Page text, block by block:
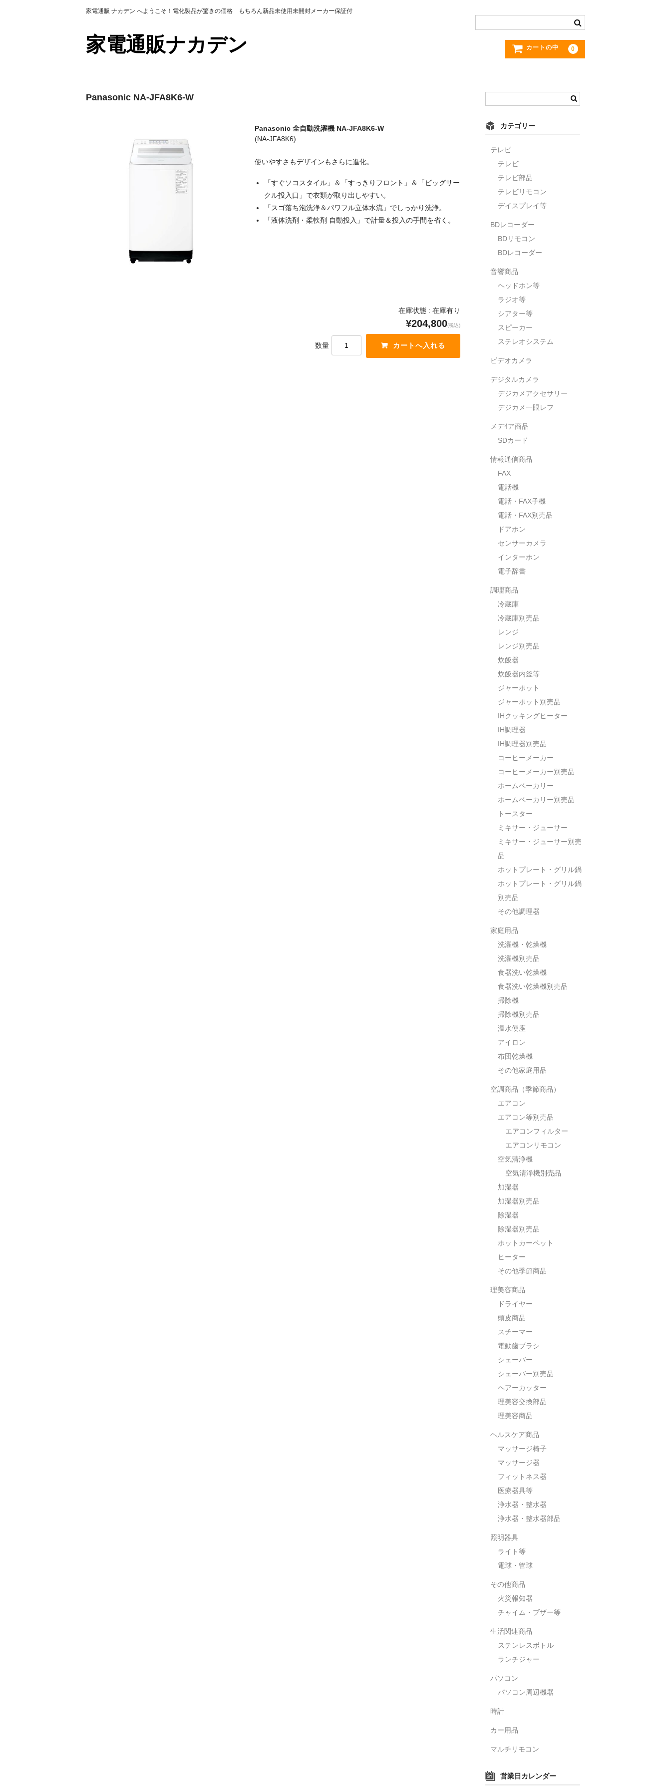
家電通販 ナカデン へようこそ！電化製品が驚きの価格 もちろん新品未使用未開封メーカー保証付
家電通販ナカデン カートの中 0
Panasonic NA-JFA8K6-W
Panasonic 全自動洗濯機 NA-JFA8K6-W
(NA-JFA8K6)
使いやすさもデザインもさらに進化。
「すぐソコスタイル」＆「すっきりフロント」＆「ビッグサー
クル投入口」で衣類が取り出しやすい。
「スゴ落ち泡洗浄＆パワフル立体水流」でしっかり洗浄。
「液体洗剤・柔軟剤 自動投入」で計量＆投入の手間を省く。
在庫状態 : 在庫有り
¥204,800(税込)
数量
カテゴリー
テレビ
テレビ
テレビ部品
テレビリモコン
デイスプレイ等
BDレコーダー
BDリモコン
BDレコーダー
音響商品
ヘッドホン等
ラジオ等
シアター等
スピーカー
ステレオシステム
ビデオカメラ
デジタルカメラ
デジカメアクセサリー
デジカメ一眼レフ
メデｲア商品
SDカード
情報通信商品
FAX
電話機
電話・FAX子機
電話・FAX別売品
ドアホン
センサーカメラ
インターホン
電子辞書
調理商品
冷蔵庫
冷蔵庫別売品
レンジ
レンジ別売品
炊飯器
炊飯器内釜等
ジャーポット
ジャーポット別売品
IHクッキングヒーター
IH調理器
IH調理器別売品
コーヒーメーカー
コーヒーメーカー別売品
ホームベーカリー
ホームベーカリー別売品
トースター
ミキサー・ジューサー
ミキサー・ジューサー別売
品
ホットプレート・グリル鍋
ホットプレート・グリル鍋
別売品
その他調理器
家庭用品
洗濯機・乾燥機
洗濯機別売品
食器洗い乾燥機
食器洗い乾燥機別売品
掃除機
掃除機別売品
温水便座
アイロン
布団乾燥機
その他家庭用品
空調商品（季節商品）
エアコン
エアコン等別売品
エアコンフィルター
エアコンリモコン
空気清浄機
空気清浄機別売品
加湿器
加湿器別売品
除湿器
除湿器別売品
ホットカーペット
ヒーター
その他季節商品
理美容商品
ドライヤー
頭皮商品
スチーマー
電動歯ブラシ
シェーバー
シェーバー別売品
ヘアーカッター
理美容交換部品
理美容商品
ヘルスケア商品
マッサージ椅子
マッサージ器
フィットネス器
医療器具等
浄水器・整水器
浄水器・整水器部品
照明器具
ライト等
電球・管球
その他商品
火災報知器
チャイム・ブザー等
生活関連商品
ステンレスボトル
ランチジャー
パソコン
パソコン周辺機器
時計
カー用品
マルチリモコン
営業日カレンダー